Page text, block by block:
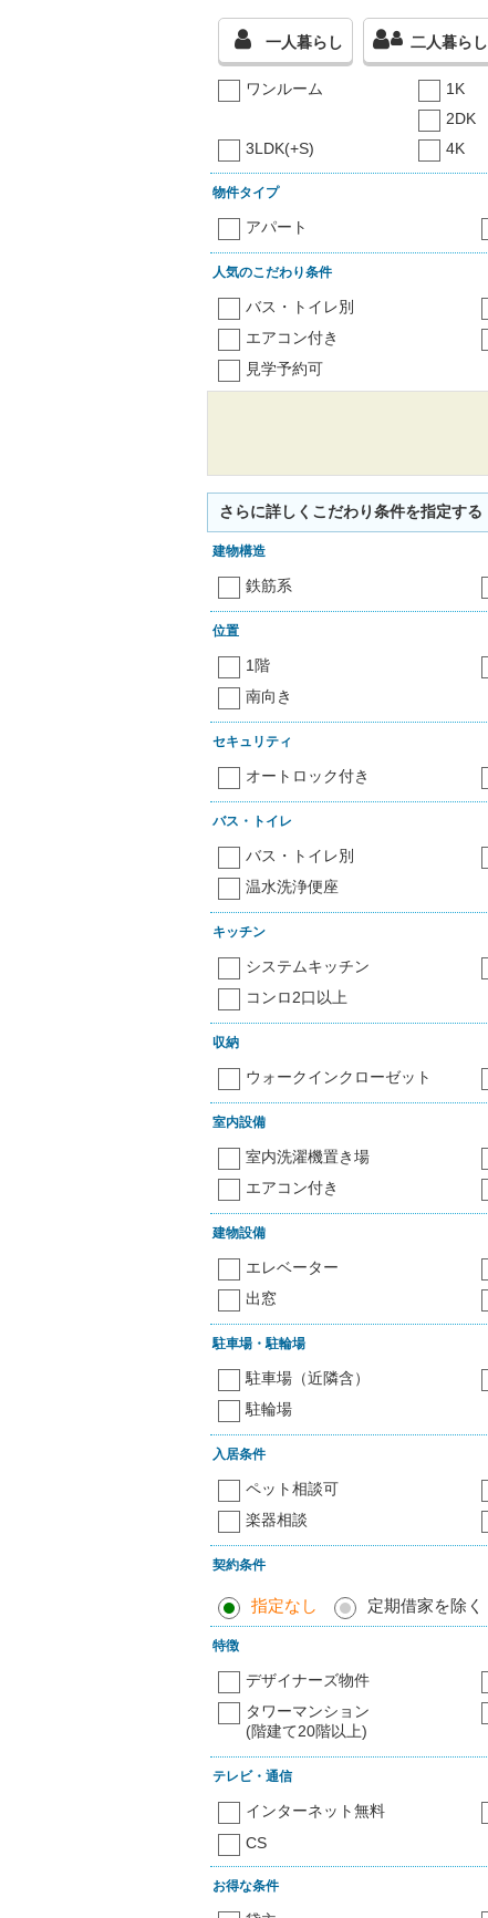
一人暮らし 二人暮らし
ワンルーム 1K
2DK
3LDK(+S)
4K
物件タイプ
アパート
人気のこだわり条件
バス・トイレ別
エアコン付き
見学予約可
さらに詳しくこだわり条件を指定する
建物構造
鉄筋系
位置
1階
南向き
セキュリティ
オートロック付き
バス・トイレ
バス・トイレ別
温水洗浄便座
キッチン
システムキッチン
コンロ2口以上
収納
ウォークインクローゼット
室内設備
室内洗濯機置き場
エアコン付き
建物設備
エレベーター
出窓
駐車場・駐輪場
駐車場（近隣含）
駐輪場
入居条件
ペット相談可
楽器相談
契約条件
指定なし 定期借家を除く
特徴
デザイナーズ物件
タワーマンション
(階建て20階以上)
テレビ・通信
インターネット無料
CS
お得な条件